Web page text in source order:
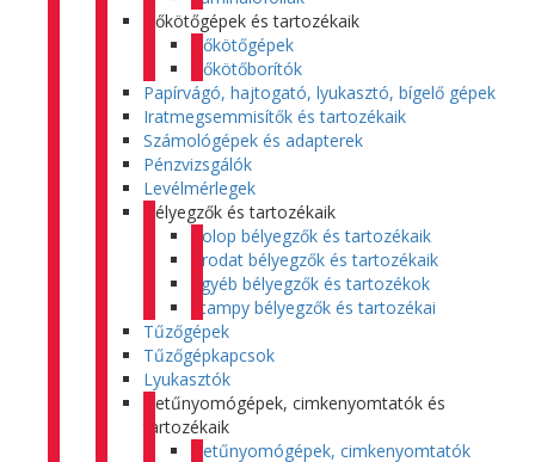
Hőkötőgépek és tartozékaik
Hőkötőgépek
Hőkötőborítók
Papírvágó, hajtogató, lyukasztó, bígelő gépek
Iratmegsemmisítők és tartozékaik
Számológépek és adapterek
Pénzvizsgálók
Levélmérlegek
Bélyegzők és tartozékaik
Colop bélyegzők és tartozékaik
Trodat bélyegzők és tartozékaik
Egyéb bélyegzők és tartozékok
Stampy bélyegzők és tartozékai
Tűzőgépek
Tűzőgépkapcsok
Lyukasztók
Betűnyomógépek, cimkenyomtatók és
tartozékaik
Betűnyomógépek, cimkenyomtatók